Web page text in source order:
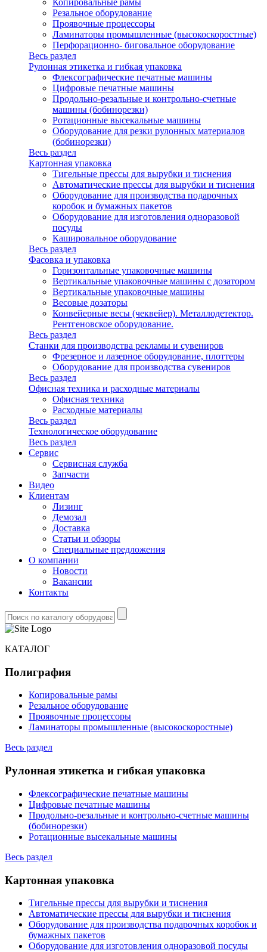
Копировальные рамы
Резальное оборудование
Проявочные процессоры
Ламинаторы промышленные (высокоскоростные)
Перфорационно- биговальное оборудование
Весь раздел
Рулонная этикетка и гибкая упаковка
Флексографические печатные машины
Цифровые печатные машины
Продольно-резальные и контрольно-счетные
машины (бобинорезки)
Ротационные высекальные машины
Оборудование для резки рулонных материалов
(бобинорезки)
Весь раздел
Картонная упаковка
Тигельные прессы для вырубки и тиснения
Автоматические прессы для вырубки и тиснения
Оборудование для производства подарочных
коробок и бумажных пакетов
Оборудование для изготовления одноразовой
посуды
Кашировальное оборудование
Весь раздел
Фасовка и упаковка
Горизонтальные упаковочные машины
Вертикальные упаковочные машины с дозатором
Вертикальные упаковочные машины
Весовые дозаторы
Конвейерные весы (чеквейер). Металлодетектор.
Рентгеновское оборудование.
Весь раздел
Станки для производства рекламы и сувениров
Фрезерное и лазерное оборудование, плоттеры
Оборудование для производства сувениров
Весь раздел
Офисная техника и расходные материалы
Офисная техника
Расходные материалы
Весь раздел
Технологическое оборудование
Весь раздел
Сервис
Сервисная служба
Запчасти
Видео
Клиентам
Лизинг
Демозал
Доставка
Статьи и обзоры
Специальные предложения
О компании
Новости
Вакансии
Контакты
КАТАЛОГ
Полиграфия
Копировальные рамы
Резальное оборудование
Проявочные процессоры
Ламинаторы промышленные (высокоскоростные)
Весь раздел
Рулонная этикетка и гибкая упаковка
Флексографические печатные машины
Цифровые печатные машины
Продольно-резальные и контрольно-счетные машины
(бобинорезки)
Ротационные высекальные машины
Весь раздел
Картонная упаковка
Тигельные прессы для вырубки и тиснения
Автоматические прессы для вырубки и тиснения
Оборудование для производства подарочных коробок и
бумажных пакетов
Оборудование для изготовления одноразовой посуды